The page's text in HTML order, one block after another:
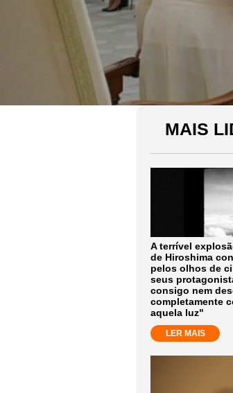
MAIS
A terrível
de Hiroshima
pelos olhos de
seus
consigo nem
completamente
aquela luz"
LER MAIS